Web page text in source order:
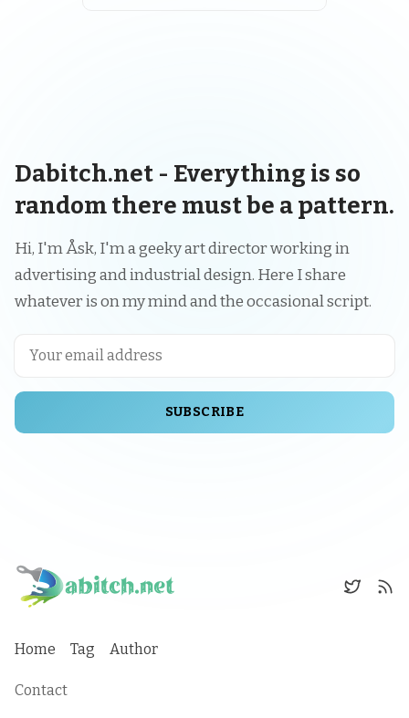
Dabitch.net - Everything is so
random there must be a pattern.
Hi, I'm Åsk, I'm a geeky art director working in
advertising and industrial design. Here I share
whatever is on my mind and the occasional script.
SUBSCRIBE
Home Tag Author
Contact